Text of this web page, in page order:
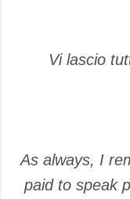
Vi lascio
As always, I
paid to speak